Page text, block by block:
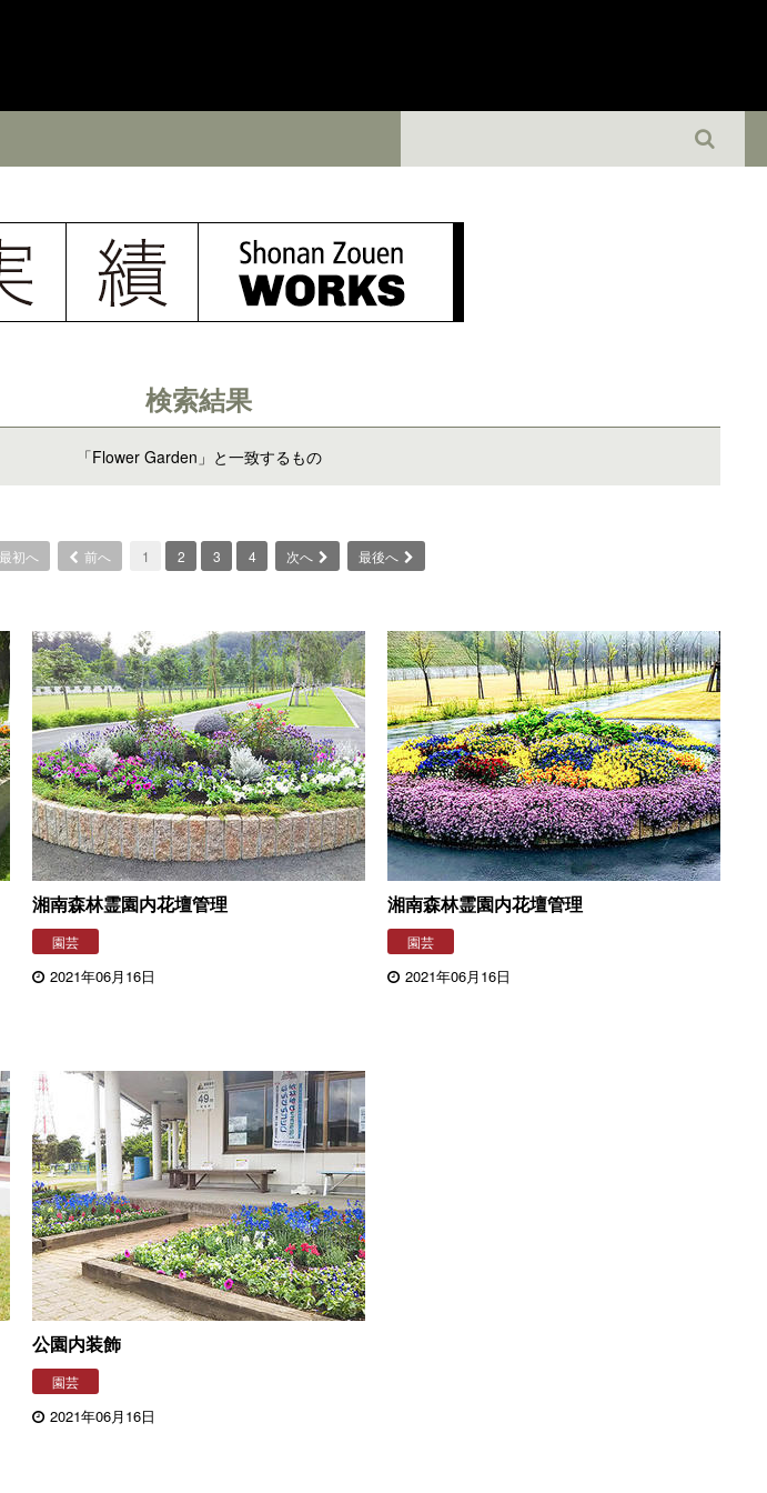
検索結果
「Flower Garden」と一致するもの
最初へ 前へ 1 2 3 4 次へ 最後へ
湘南森林霊園内花壇管理
園芸
2021年06月16日
湘南森林霊園内花壇管理
園芸
2021年06月16日
公園内装飾
園芸
2021年06月16日